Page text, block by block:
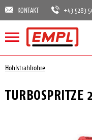
KONTAKT +43 5283
Hohlstrahlrohre
TURBOSPRITZE